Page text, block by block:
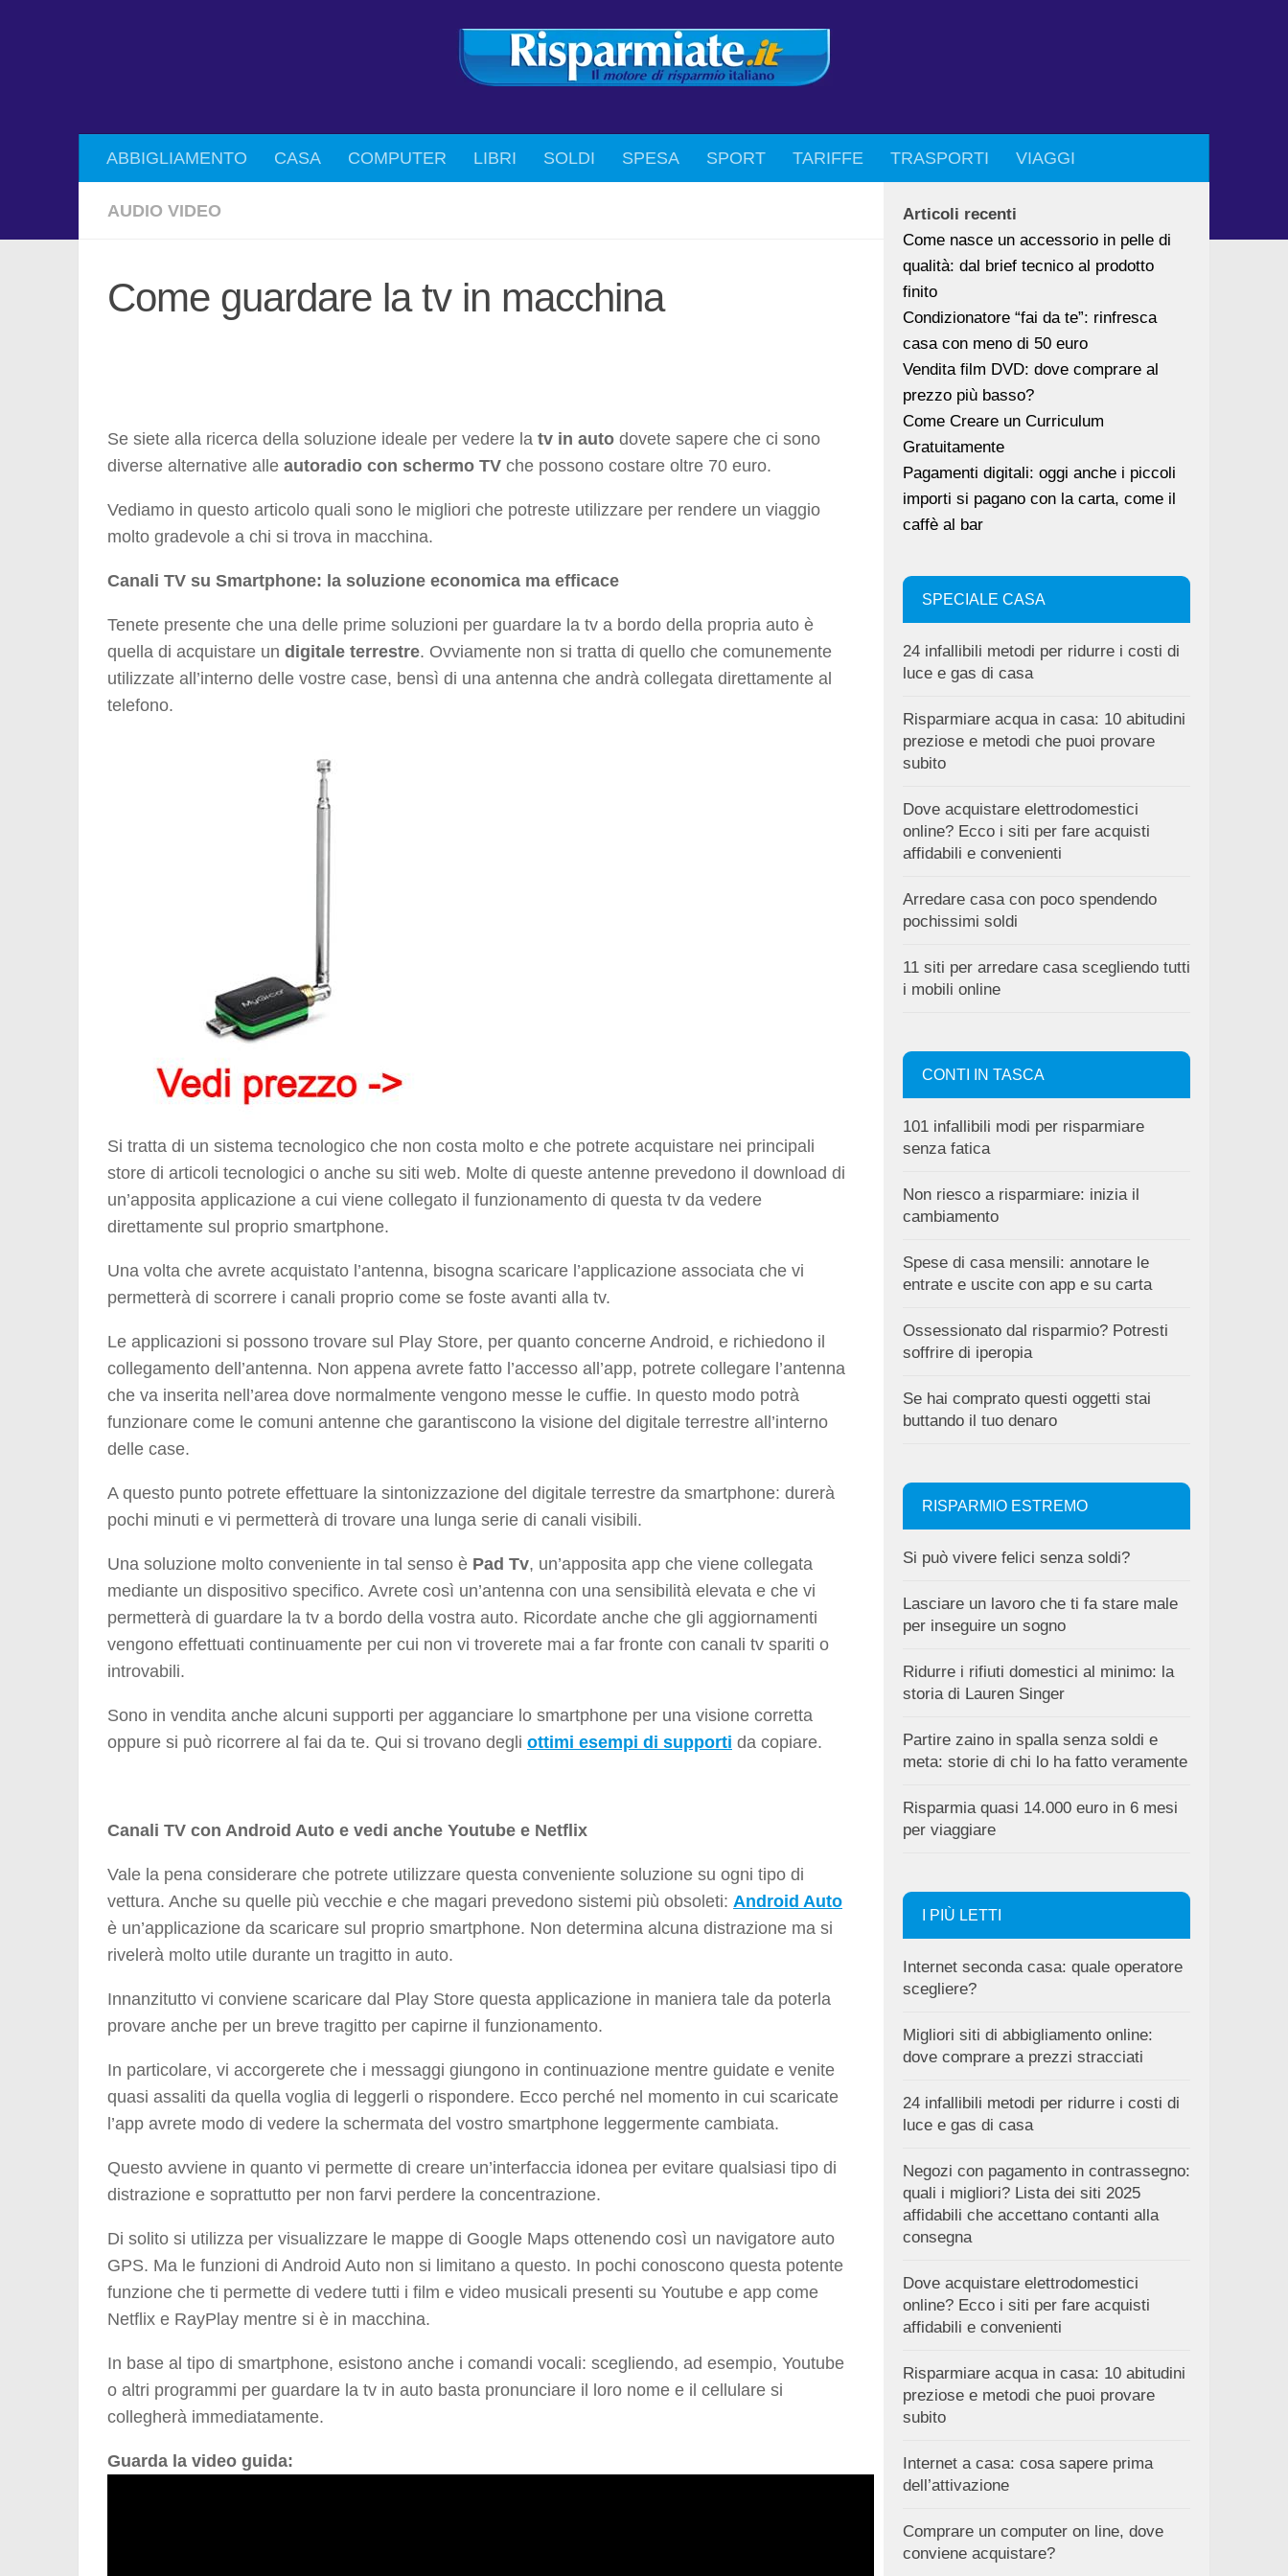
ABBIGLIAMENTO CASA COMPUTER LIBRI SOLDI SPESA SPORT TARIFFE TRASPORTI VIAGGI
AUDIO VIDEO
Come guardare la tv in macchina
Se siete alla ricerca della soluzione ideale per vedere la tv in auto dovete sapere che ci sono
diverse alternative alle autoradio con schermo TV che possono costare oltre 70 euro.
Vediamo in questo articolo quali sono le migliori che potreste utilizzare per rendere un viaggio
molto gradevole a chi si trova in macchina.
Canali TV su Smartphone: la soluzione economica ma efficace
Tenete presente che una delle prime soluzioni per guardare la tv a bordo della propria auto è
quella di acquistare un digitale terrestre. Ovviamente non si tratta di quello che comunemente
utilizzate all’interno delle vostre case, bensì di una antenna che andrà collegata direttamente al
telefono.
Si tratta di un sistema tecnologico che non costa molto e che potrete acquistare nei principali
store di articoli tecnologici o anche su siti web. Molte di queste antenne prevedono il download di
un’apposita applicazione a cui viene collegato il funzionamento di questa tv da vedere
direttamente sul proprio smartphone.
Una volta che avrete acquistato l’antenna, bisogna scaricare l’applicazione associata che vi
permetterà di scorrere i canali proprio come se foste avanti alla tv.
Le applicazioni si possono trovare sul Play Store, per quanto concerne Android, e richiedono il
collegamento dell’antenna. Non appena avrete fatto l’accesso all’app, potrete collegare l’antenna
che va inserita nell’area dove normalmente vengono messe le cuffie. In questo modo potrà
funzionare come le comuni antenne che garantiscono la visione del digitale terrestre all’interno
delle case.
A questo punto potrete effettuare la sintonizzazione del digitale terrestre da smartphone: durerà
pochi minuti e vi permetterà di trovare una lunga serie di canali visibili.
Una soluzione molto conveniente in tal senso è Pad Tv, un’apposita app che viene collegata
mediante un dispositivo specifico. Avrete così un’antenna con una sensibilità elevata e che vi
permetterà di guardare la tv a bordo della vostra auto. Ricordate anche che gli aggiornamenti
vengono effettuati continuamente per cui non vi troverete mai a far fronte con canali tv spariti o
introvabili.
Sono in vendita anche alcuni supporti per agganciare lo smartphone per una visione corretta
oppure si può ricorrere al fai da te. Qui si trovano degli ottimi esempi di supporti da copiare.
Canali TV con Android Auto e vedi anche Youtube e Netflix
Vale la pena considerare che potrete utilizzare questa conveniente soluzione su ogni tipo di
vettura. Anche su quelle più vecchie e che magari prevedono sistemi più obsoleti: Android Auto
è un’applicazione da scaricare sul proprio smartphone. Non determina alcuna distrazione ma si
rivelerà molto utile durante un tragitto in auto.
Innanzitutto vi conviene scaricare dal Play Store questa applicazione in maniera tale da poterla
provare anche per un breve tragitto per capirne il funzionamento.
In particolare, vi accorgerete che i messaggi giungono in continuazione mentre guidate e venite
quasi assaliti da quella voglia di leggerli o rispondere. Ecco perché nel momento in cui scaricate
l’app avrete modo di vedere la schermata del vostro smartphone leggermente cambiata.
Questo avviene in quanto vi permette di creare un’interfaccia idonea per evitare qualsiasi tipo di
distrazione e soprattutto per non farvi perdere la concentrazione.
Di solito si utilizza per visualizzare le mappe di Google Maps ottenendo così un navigatore auto
GPS. Ma le funzioni di Android Auto non si limitano a questo. In pochi conoscono questa potente
funzione che ti permette di vedere tutti i film e video musicali presenti su Youtube e app come
Netflix e RayPlay mentre si è in macchina.
In base al tipo di smartphone, esistono anche i comandi vocali: scegliendo, ad esempio, Youtube
o altri programmi per guardare la tv in auto basta pronunciare il loro nome e il cellulare si
collegherà immediatamente.
Guarda la video guida:
Articoli recenti
Come nasce un accessorio in pelle di
qualità: dal brief tecnico al prodotto
finito
Condizionatore “fai da te”: rinfresca
casa con meno di 50 euro
Vendita film DVD: dove comprare al
prezzo più basso?
Come Creare un Curriculum
Gratuitamente
Pagamenti digitali: oggi anche i piccoli
importi si pagano con la carta, come il
caffè al bar
SPECIALE CASA
24 infallibili metodi per ridurre i costi di
luce e gas di casa
Risparmiare acqua in casa: 10 abitudini
preziose e metodi che puoi provare
subito
Dove acquistare elettrodomestici
online? Ecco i siti per fare acquisti
affidabili e convenienti
Arredare casa con poco spendendo
pochissimi soldi
11 siti per arredare casa scegliendo tutti
i mobili online
CONTI IN TASCA
101 infallibili modi per risparmiare
senza fatica
Non riesco a risparmiare: inizia il
cambiamento
Spese di casa mensili: annotare le
entrate e uscite con app e su carta
Ossessionato dal risparmio? Potresti
soffrire di iperopia
Se hai comprato questi oggetti stai
buttando il tuo denaro
RISPARMIO ESTREMO
Si può vivere felici senza soldi?
Lasciare un lavoro che ti fa stare male
per inseguire un sogno
Ridurre i rifiuti domestici al minimo: la
storia di Lauren Singer
Partire zaino in spalla senza soldi e
meta: storie di chi lo ha fatto veramente
Risparmia quasi 14.000 euro in 6 mesi
per viaggiare
I PIÙ LETTI
Internet seconda casa: quale operatore
scegliere?
Migliori siti di abbigliamento online:
dove comprare a prezzi stracciati
24 infallibili metodi per ridurre i costi di
luce e gas di casa
Negozi con pagamento in contrassegno:
quali i migliori? Lista dei siti 2025
affidabili che accettano contanti alla
consegna
Dove acquistare elettrodomestici
online? Ecco i siti per fare acquisti
affidabili e convenienti
Risparmiare acqua in casa: 10 abitudini
preziose e metodi che puoi provare
subito
Internet a casa: cosa sapere prima
dell’attivazione
Comprare un computer on line, dove
conviene acquistare?